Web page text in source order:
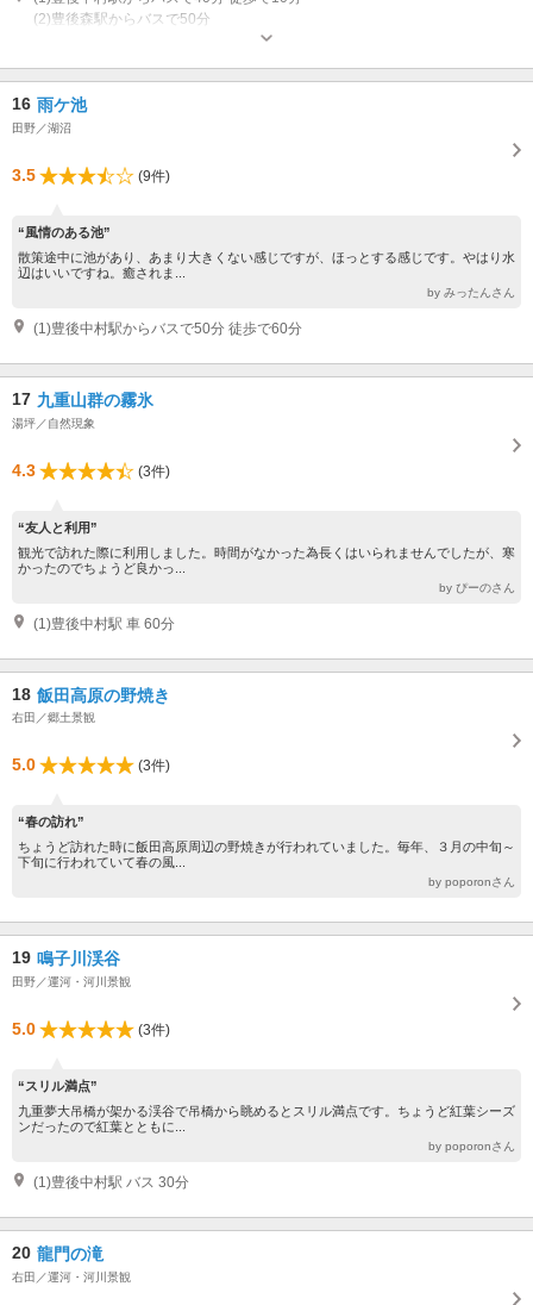
(2)豊後森駅からバスで50分
16 雨ケ池
田野／湖沼
3.5 (9件)
“風情のある池”
散策途中に池があり、あまり大きくない感じですが、ほっとする感じです。やはり水
辺はいいですね。癒されま...
by みったんさん
(1)豊後中村駅からバスで50分 徒歩で60分
17 九重山群の霧氷
湯坪／自然現象
4.3 (3件)
“友人と利用”
観光で訪れた際に利用しました。時間がなかった為長くはいられませんでしたが、寒
かったのでちょうど良かっ...
by ぴーのさん
(1)豊後中村駅 車 60分
18 飯田高原の野焼き
右田／郷土景観
5.0 (3件)
“春の訪れ”
ちょうど訪れた時に飯田高原周辺の野焼きが行われていました。毎年、３月の中旬～
下旬に行われていて春の風...
by poporonさん
19 鳴子川渓谷
田野／運河・河川景観
5.0 (3件)
“スリル満点”
九重夢大吊橋が架かる渓谷で吊橋から眺めるとスリル満点です。ちょうど紅葉シーズ
ンだったので紅葉とともに...
by poporonさん
(1)豊後中村駅 バス 30分
20 龍門の滝
右田／運河・河川景観